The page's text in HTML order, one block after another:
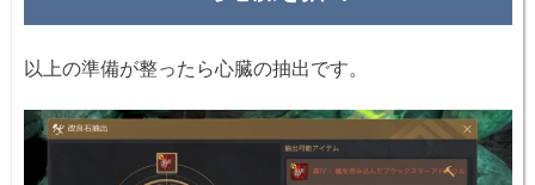
以上の準備が整ったら心臓の抽出です。